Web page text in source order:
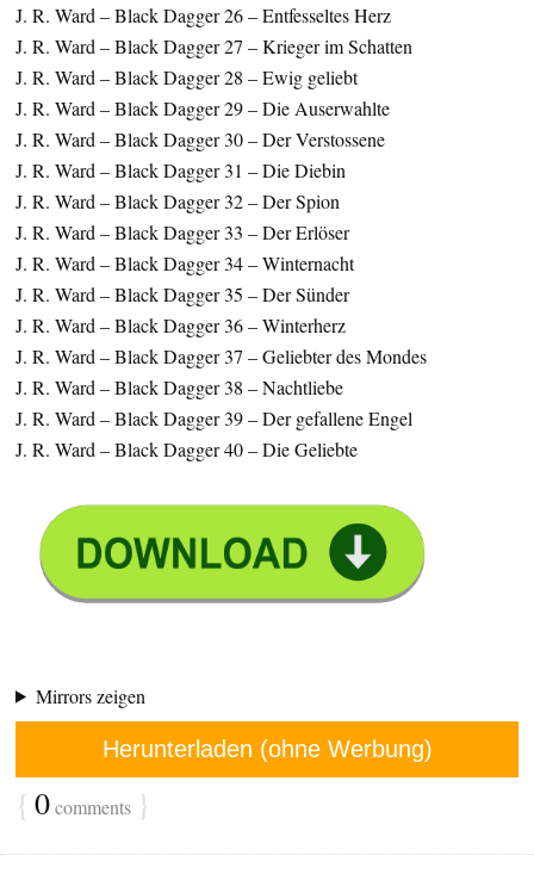
J. R. Ward – Black Dagger 26 – Entfesseltes Herz
J. R. Ward – Black Dagger 27 – Krieger im Schatten
J. R. Ward – Black Dagger 28 – Ewig geliebt
J. R. Ward – Black Dagger 29 – Die Auserwahlte
J. R. Ward – Black Dagger 30 – Der Verstossene
J. R. Ward – Black Dagger 31 – Die Diebin
J. R. Ward – Black Dagger 32 – Der Spion
J. R. Ward – Black Dagger 33 – Der Erlöser
J. R. Ward – Black Dagger 34 – Winternacht
J. R. Ward – Black Dagger 35 – Der Sünder
J. R. Ward – Black Dagger 36 – Winterherz
J. R. Ward – Black Dagger 37 – Geliebter des Mondes
J. R. Ward – Black Dagger 38 – Nachtliebe
J. R. Ward – Black Dagger 39 – Der gefallene Engel
J. R. Ward – Black Dagger 40 – Die Geliebte
Mirrors zeigen
Herunterladen (ohne Werbung)
{ 0comments }